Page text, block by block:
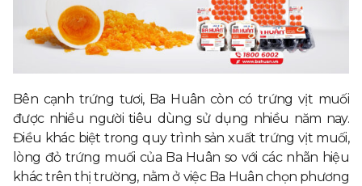
Bên cạnh trứng tươi, Ba Huân còn có trứng vịt muối
được nhiều người tiêu dùng sử dụng nhiều năm nay.
Điều khác biệt trong quy trình sản xuất trứng vịt muối,
lòng đỏ trứng muối của Ba Huân so với các nhãn hiệu
khác trên thị trường, nằm ở việc Ba Huân chọn phương